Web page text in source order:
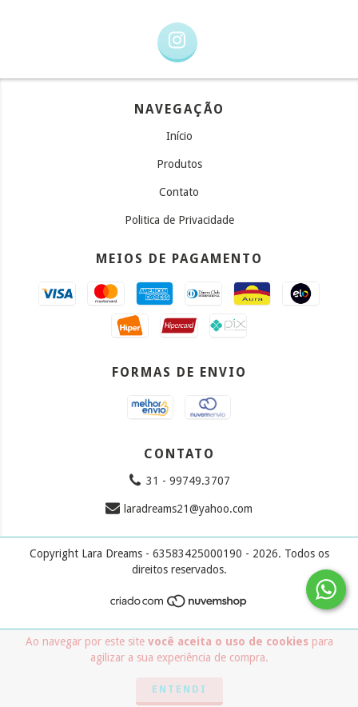
Ao navegar por este site você aceita o uso de cookiespara
agilizar a sua experiência de compra.
ENTENDI
NAVEGAÇÃO
Início
Produtos
Contato
Politica de Privacidade
MEIOS DE PAGAMENTO
FORMAS DE ENVIO
CONTATO
31 - 99749.3707
laradreams21@yahoo.com
Copyright Lara Dreams - 63583425000190 - 2026. Todos os
direitos reservados.